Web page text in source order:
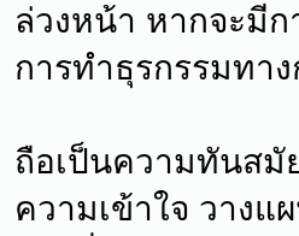
ล่วงหน้า หากจะมี
การทำธุรกรรมทา
ถือเป็นความทันสมั
ความเข้าใจ วางแ